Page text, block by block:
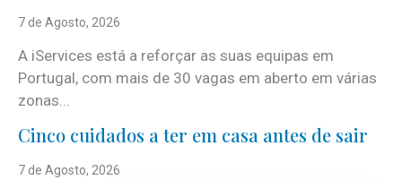
7 de Agosto, 2026
A iServices está a reforçar as suas equipas em
Portugal, com mais de 30 vagas em aberto em várias
zonas...
Cinco cuidados a ter em casa antes de sair
7 de Agosto, 2026